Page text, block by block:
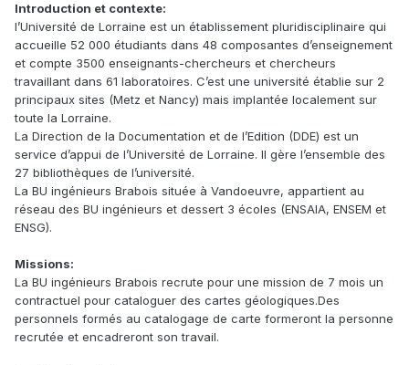
Introduction et contexte:
l’Université de Lorraine est un établissement pluridisciplinaire qui
accueille 52 000 étudiants dans 48 composantes d’enseignement
et compte 3500 enseignants-chercheurs et chercheurs
travaillant dans 61 laboratoires. C’est une université établie sur 2
principaux sites (Metz et Nancy) mais implantée localement sur
toute la Lorraine.
La Direction de la Documentation et de l’Edition (DDE) est un
service d’appui de l’Université de Lorraine. Il gère l’ensemble des
27 bibliothèques de l’université.
La BU ingénieurs Brabois située à Vandoeuvre, appartient au
réseau des BU ingénieurs et dessert 3 écoles (ENSAIA, ENSEM et
ENSG).
Missions:
La BU ingénieurs Brabois recrute pour une mission de 7 mois un
contractuel pour cataloguer des cartes géologiques.Des
personnels formés au catalogage de carte formeront la personne
recrutée et encadreront son travail.